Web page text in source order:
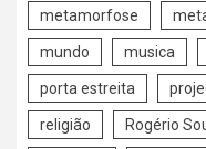
metamorfose
mundo musica
porta estreita
religião Rogério